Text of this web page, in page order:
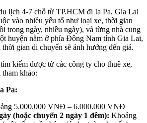
lịch 4-7 chỗ từ TP.HCM đi Ia Pa, Gia Lai
vào nhiều yếu tố như loại xe, thời gian
trong ngày, nhiều ngày), và từng nhà cung
huyện nằm ở phía Đông Nam tỉnh Gia Lai,
gian di chuyển sẽ ảnh hưởng đến giá.
kiếm được từ các công ty cho thuê xe,
khảo:
Pa:
5.000.000 VNĐ – 6.000.000 VNĐ
(hoặc chuyến 2 ngày 1 đêm): Khoảng